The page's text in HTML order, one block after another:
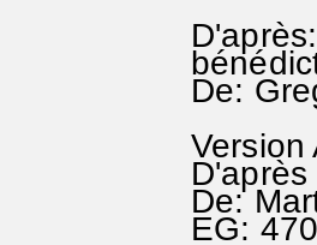
De:
Version
De:
EG: